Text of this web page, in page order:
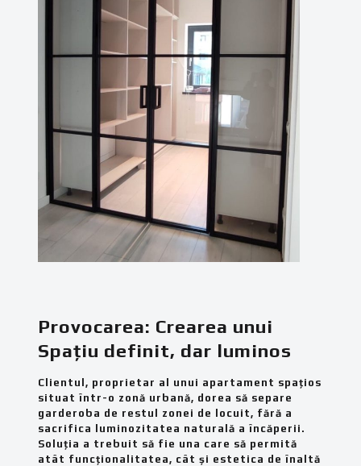
Provocarea: Crearea unui
Spațiu definit, dar luminos
Clientul, proprietar al unui apartament spațios
situat într-o zonă urbană, dorea să separe
garderoba de restul zonei de locuit, fără a
sacrifica luminozitatea naturală a încăperii.
Soluția a trebuit să fie una care să permită
atât funcționalitatea, cât și estetica de înaltă